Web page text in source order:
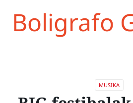
Boligrafo
MUSIKA